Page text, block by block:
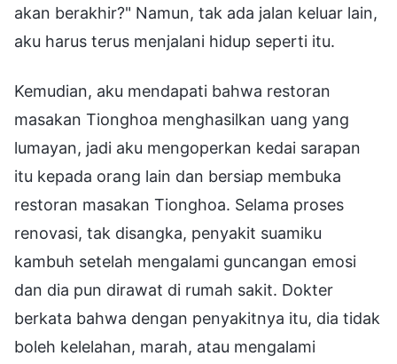
akan berakhir?" Namun, tak ada jalan keluar lain,
aku harus terus menjalani hidup seperti itu.
Kemudian, aku mendapati bahwa restoran
masakan Tionghoa menghasilkan uang yang
lumayan, jadi aku mengoperkan kedai sarapan
itu kepada orang lain dan bersiap membuka
restoran masakan Tionghoa. Selama proses
renovasi, tak disangka, penyakit suamiku
kambuh setelah mengalami guncangan emosi
dan dia pun dirawat di rumah sakit. Dokter
berkata bahwa dengan penyakitnya itu, dia tidak
boleh kelelahan, marah, atau mengalami